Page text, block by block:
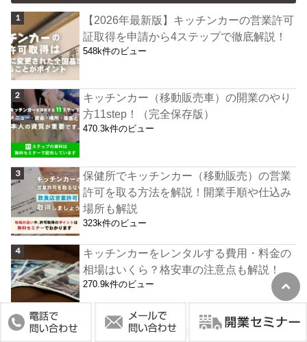
【2026年最新版】キッチンカーの営業許可
証取得を申請から4ステップで徹底解説！
548k件のビュー
キッチンカー（移動販売車）の開業のやり
方11step！（完全保存版）
470.3k件のビュー
保健所でキッチンカー（移動販売）の営業
許可を取る方法を解説！開業手順や仕込み
場所も解説
323k件のビュー
キッチンカーをレンタルする費用・料金の
相場はいくら？格安車の注意点も解説！
270.9k件のビュー
キッチンカー（移動販売）運営に必要な資